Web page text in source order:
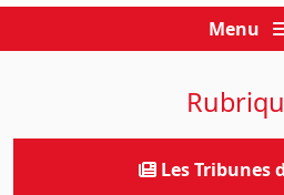
Menu
Les Tribunes